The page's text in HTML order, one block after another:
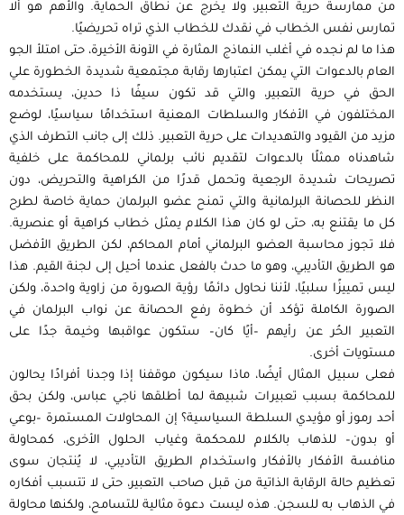
من ممارسة حرية التعبير، ولا يخرج عن نطاق الحماية. والأهم هو ألا
تمارس نفس الخطاب في نقدك للخطاب الذي تراه تحريضيًا.
هذا ما لم نجده في أغلب النماذج المثارة في الآونة الأخيرة، حتى امتلأ الجو
العام بالدعوات التي يمكن اعتبارها رقابة مجتمعية شديدة الخطورة علي
الحق في حرية التعبير، والتي قد تكون سيفًا ذا حدين، يستخدمه
المختلفون في الأفكار والسلطات المعنية استخدامًا سياسيًا، لوضع
مزيد من القيود والتهديدات على حرية التعبير. ذلك إلى جانب التطرف الذي
شاهدناه ممثلًا بالدعوات لتقديم نائب برلماني للمحاكمة على خلفية
تصريحات شديدة الرجعية وتحمل قدرًا من الكراهية والتحريض، دون
النظر للحصانة البرلمانية والتي تمنح عضو البرلمان حماية خاصة لطرح
كل ما يقتنع به، حتى لو كان هذا الكلام يمثل خطاب كراهية أو عنصرية.
فلا تجوز محاسبة العضو البرلماني أمام المحاكم، لكن الطريق اﻷفضل
هو الطريق التأديبي، وهو ما حدث بالفعل عندما أحيل إلى لجنة القيم. هذا
ليس تمييزًا سلبيًا، لأننا نحاول دائمًا رؤية الصورة من زاوية واحدة، ولكن
الصورة الكاملة تؤكد أن خطوة رفع الحصانة عن نواب البرلمان في
التعبير الحُر عن رأيهم –أيًا كان– ستكون عواقبها وخيمة جدًا على
مستويات أخرى.
فعلى سبيل المثال أيضًا، ماذا سيكون موقفنا إذا وجدنا أفرادًا يحالون
للمحاكمة بسبب تعبيرات شبيهة لما أطلقها ناجي عباس، ولكن بحق
أحد رموز أو مؤيدي السلطة السياسية؟ إن المحاولات المستمرة –بوعي
أو بدون– للذهاب بالكلام للمحكمة وغياب الحلول الأخرى، كمحاولة
منافسة الأفكار بالأفكار واستخدام الطريق التأديبي، لا يُنتجان سوى
تعظيم حالة الرقابة الذاتية من قبل صاحب التعبير، حتى لا تتسبب أفكاره
في الذهاب به للسجن. هذه ليست دعوة مثالية للتسامح، ولكنها محاولة